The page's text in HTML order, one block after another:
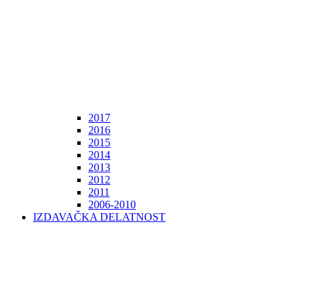
2017
2016
2015
2014
2013
2012
2011
2006-2010
IZDAVAČKA DELATNOST